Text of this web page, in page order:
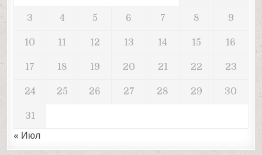
3 4 5 6 7 8 9
10 11 12 13 14 15 16
17 18 19 20 21 22 23
24 25 26 27 28 29 30
31
« Июл